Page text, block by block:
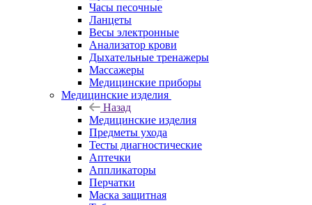
Часы песочные
Ланцеты
Весы электронные
Анализатор крови
Дыхательные тренажеры
Массажеры
Медицинские приборы
Медицинские изделия
Назад
Медицинские изделия
Предметы ухода
Тесты диагностические
Аптечки
Аппликаторы
Перчатки
Маска защитная